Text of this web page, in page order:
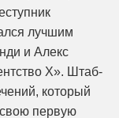
лучшим
и Алекс
X». Штаб-
который
первую